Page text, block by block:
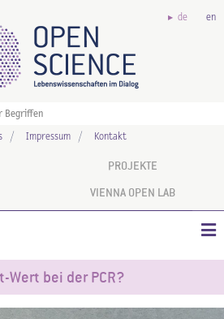
de en
Impressum Kontakt
PROJEKTE
VIENNA OPEN LAB
Wert bei der PCR?